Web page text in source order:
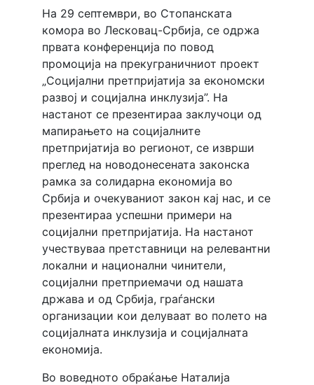
На 29 септември, во Стопанската
комора во Лесковац-Србија, се одржа
првата конференција по повод
промоција на прекуграничниот проект
„Социјални претпријатија за економски
развој и социјална инклузија”. На
настанот се презентираа заклучоци од
мапирањето на социјалните
претпријатија во регионот, се изврши
преглед на новодонесената законска
рамка за солидарна економија во
Србија и очекуваниот закон кај нас, и се
презентираа успешни примери на
социјални претпријатија. На настанот
учествуваа претставници на релевантни
локални и национални чинители,
социјални претприемачи од нашата
држава и од Србија, граѓански
организации кои делуваат во полето на
социјалната инклузија и социјалната
економија.
Во воведното обраќање Наталија